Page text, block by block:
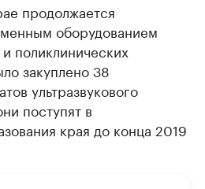
продолжается
оборудованием
поликлинических
закуплено 38
ультразвукового
поступят в
края до конца 2019